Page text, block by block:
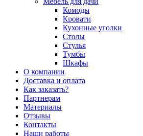
Комоды
Кровати
Кухонные уголки
Столы
Стулья
Тумбы
Шкафы
О компании
Доставка и оплата
Как заказать?
Партнерам
Материалы
Отзывы
Контакты
Наши работы